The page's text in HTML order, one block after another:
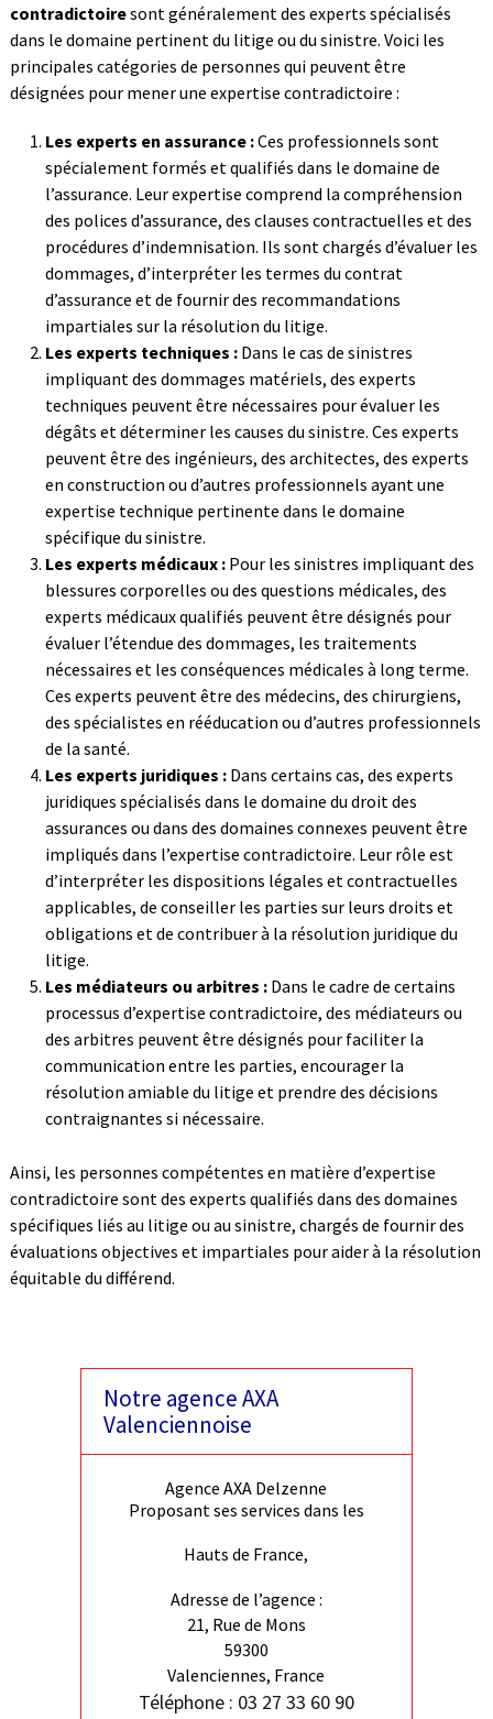
contradictoiresont généralement des experts spécialisés
dans le domaine pertinent du litige ou du sinistre. Voici les
principales catégories de personnes qui peuvent être
désignées pour mener une expertise contradictoire :
Les experts en assurance :Ces professionnels sont
spécialement formés et qualifiés dans le domaine de
l’assurance. Leur expertise comprend la compréhension
des polices d’assurance, des clauses contractuelles et des
procédures d’indemnisation. Ils sont chargés d’évaluer les
dommages, d’interpréter les termes du contrat
d’assurance et de fournir des recommandations
impartiales sur la résolution du litige.
Les experts techniques :Dans le cas de sinistres
impliquant des dommages matériels, des experts
techniques peuvent être nécessaires pour évaluer les
dégâts et déterminer les causes du sinistre. Ces experts
peuvent être des ingénieurs, des architectes, des experts
en construction ou d’autres professionnels ayant une
expertise technique pertinente dans le domaine
spécifique du sinistre.
Les experts médicaux :Pour les sinistres impliquant des
blessures corporelles ou des questions médicales, des
experts médicaux qualifiés peuvent être désignés pour
évaluer l’étendue des dommages, les traitements
nécessaires et les conséquences médicales à long terme.
Ces experts peuvent être des médecins, des chirurgiens,
des spécialistes en rééducation ou d’autres professionnels
de la santé.
Les experts juridiques :Dans certains cas, des experts
juridiques spécialisés dans le domaine du droit des
assurances ou dans des domaines connexes peuvent être
impliqués dans l’expertise contradictoire. Leur rôle est
d’interpréter les dispositions légales et contractuelles
applicables, de conseiller les parties sur leurs droits et
obligations et de contribuer à la résolution juridique du
litige.
Les médiateurs ou arbitres :Dans le cadre de certains
processus d’expertise contradictoire, des médiateurs ou
des arbitres peuvent être désignés pour faciliter la
communication entre les parties, encourager la
résolution amiable du litige et prendre des décisions
contraignantes si nécessaire.
Ainsi, les personnes compétentes en matière d’expertise
contradictoire sont des experts qualifiés dans des domaines
spécifiques liés au litige ou au sinistre, chargés de fournir des
évaluations objectives et impartiales pour aider à la résolution
équitable du différend.
Notre agence AXA
Valenciennoise
Agence AXA Delzenne
Proposant ses services dans les
Hauts de France,
Adresse de l’agence :
21, Rue de Mons
59300
Valenciennes, France
Téléphone : 03 27 33 60 90